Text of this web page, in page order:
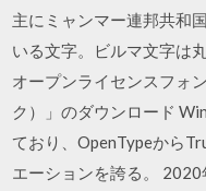
主にミャンマー連邦共和
いる文字。ビルマ文字は
オープンライセンスフォ
ク）」のダウンロード
ており、OpenTypeから
エーションを誇る。